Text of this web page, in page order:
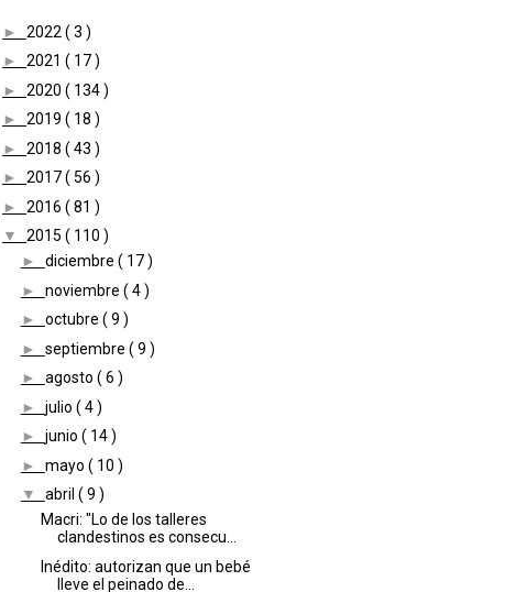
► 2022 ( 3 )
► 2021 ( 17 )
► 2020 ( 134 )
► 2019 ( 18 )
► 2018 ( 43 )
► 2017( 56 )
► 2016 ( 81 )
▼ 2015 ( 110 )
► diciembre ( 17 )
► noviembre ( 4 )
► octubre ( 9 )
► septiembre ( 9 )
► agosto ( 6 )
► julio ( 4 )
► junio ( 14 )
► mayo ( 10 )
▼ abril ( 9 )
Macri: "Lo de los talleres
clandestinos es consecu...
Inédito: autorizan que un bebé
lleve el peinado de...